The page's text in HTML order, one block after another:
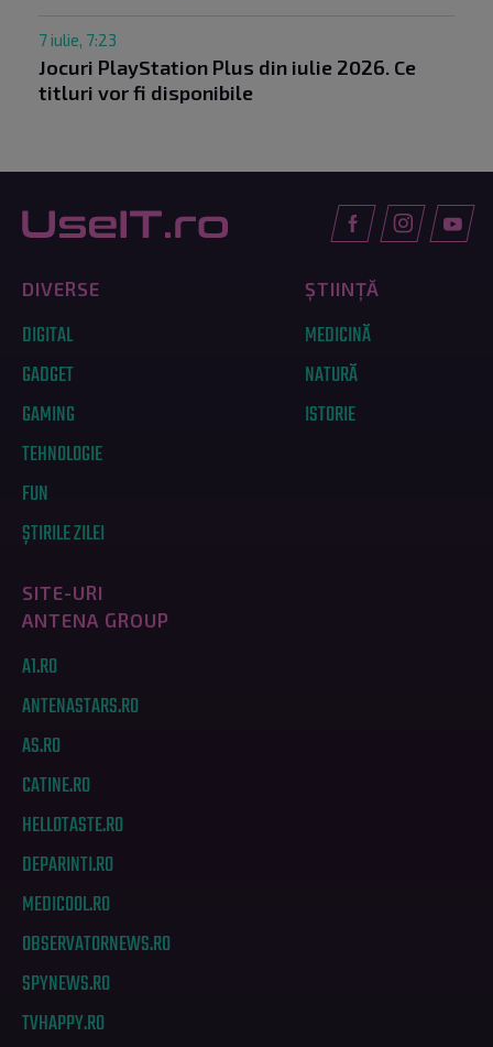
7 iulie, 7:23
Jocuri PlayStation Plus din iulie 2026. Ce
titluri vor fi disponibile
DIVERSE
DIGITAL
GADGET
GAMING
TEHNOLOGIE
FUN
ȘTIRILE ZILEI
ȘTIINȚĂ
MEDICINĂ
NATURĂ
ISTORIE
SITE-URI
ANTENA GROUP
A1.RO
ANTENASTARS.RO
AS.RO
CATINE.RO
HELLOTASTE.RO
DEPARINTI.RO
MEDICOOL.RO
OBSERVATORNEWS.RO
SPYNEWS.RO
TVHAPPY.RO